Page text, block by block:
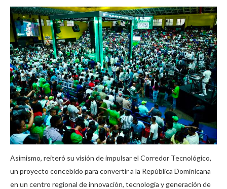
Asimismo, reiteró su visión de impulsar el Corredor Tecnológico,
un proyecto concebido para convertir a la República Dominicana
en un centro regional de innovación, tecnología y generación de